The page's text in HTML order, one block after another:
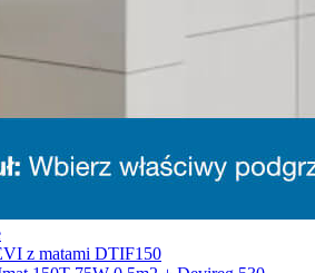
z matami DTIF150